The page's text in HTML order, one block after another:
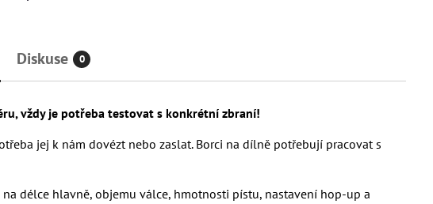
Diskuse 0
vždy je potřeba testovat s konkrétní zbraní!
jej k nám dovézt nebo zaslat. Borci na dílně potřebují pracovat s
délce hlavně, objemu válce, hmotnosti pístu, nastavení hop-up a